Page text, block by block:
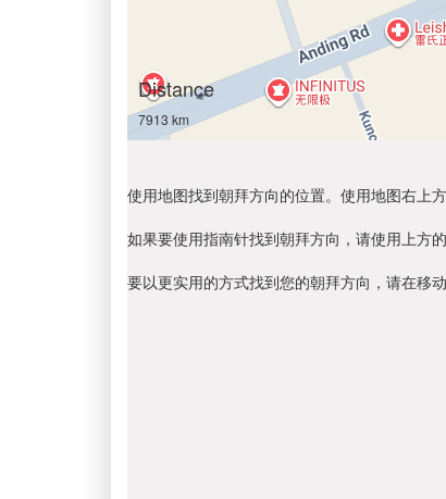
Distance
7913 km
使用地图找到朝拜方向的位置。使用地图右上
如果要使用指南针找到朝拜方向，请使用上方
要以更实用的方式找到您的朝拜方向，请在移